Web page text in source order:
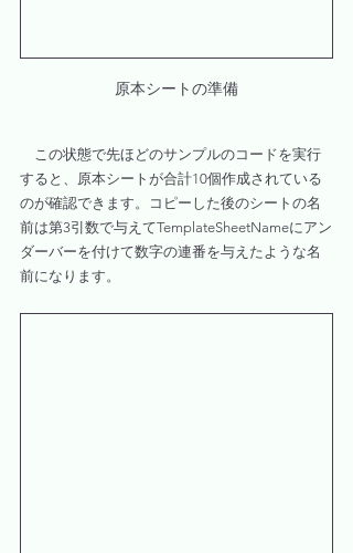
原本シートの準備
この状態で先ほどのサンプルのコードを実行
すると、原本シートが合計10個作成されている
のが確認できます。コピーした後のシートの名
前は第3引数で与えてTemplateSheetNameにアン
ダーバーを付けて数字の連番を与えたような名
前になります。